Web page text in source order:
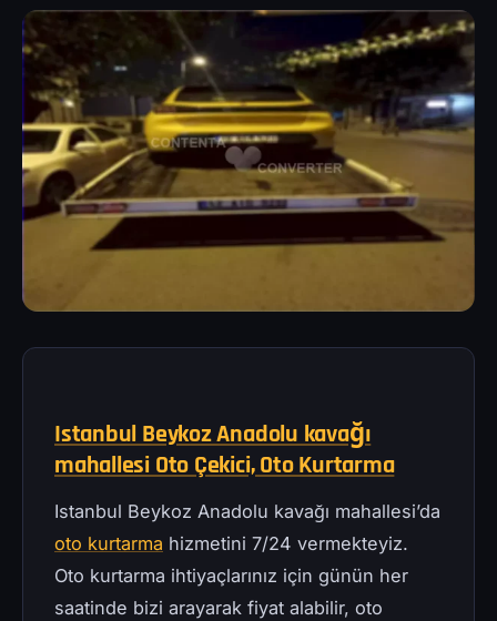
Istanbul Beykoz Anadolu kavağı
mahallesi Oto Çekici, Oto Kurtarma
Istanbul Beykoz Anadolu kavağı mahallesi’da
oto kurtarma hizmetini 7/24 vermekteyiz.
Oto kurtarma ihtiyaçlarınız için günün her
saatinde bizi arayarak fiyat alabilir, oto